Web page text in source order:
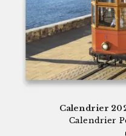
Calendrier
Calendrier